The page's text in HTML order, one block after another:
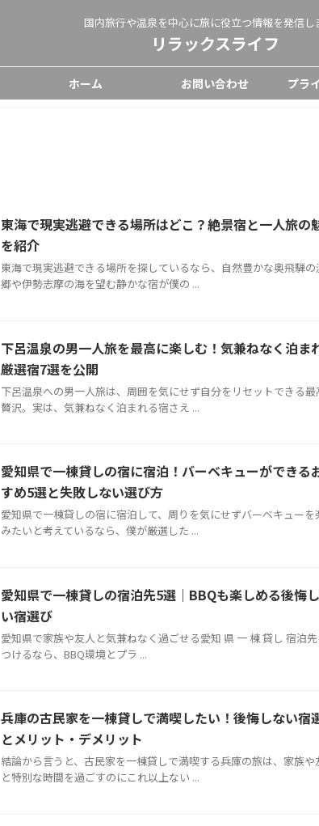
国内旅行や温泉を中心に旅に役立つ情報を発信し
リラックスライフ
ホーム お問い合わせ プラ
東海で現実逃避できる場所はどこ？絶景宿と一人旅の
を紹介
東海で現実逃避できる場所を探しているなら、自然豊かな奥飛騨の
郷や伊勢志摩の海を望む静かな宿が僕の ...
下呂温泉の男一人旅を最高に楽しむ！気兼ねなく泊ま
厳選宿7選を公開
下呂温泉への男一人旅は、周囲を気にせず自分をリセットできる最
贅沢。実は、気兼ねなく泊まれる宿さえ ...
愛知県で一棟貸しの宿に宿泊！バーベキューができる
すめ5選と失敗しない選び方
愛知県で一棟貸しの宿に宿泊して、周りを気にせずバーベキューを
みたいと考えているなら、僕が厳選した ...
愛知県で一棟貸しの宿泊先5選｜BBQも楽しめる後悔
い宿選び
愛知県で家族や友人と気兼ねなく過ごせる愛知 県 一 棟 貸し 宿泊
つけるなら、BBQ環境とプラ ...
兵庫の古民家を一棟貸しで満喫したい！後悔しない宿
とメリット・デメリット
結論から言うと、古民家を一棟貸しで満喫する兵庫の旅は、家族や
と特別な時間を過ごすのにこれ以上ない ...